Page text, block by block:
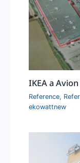
IKEA a
Reference,
ekowattnew